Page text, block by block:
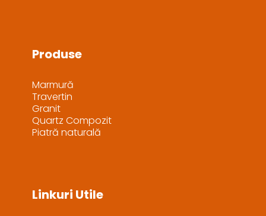
Produse
Marmură
Travertin
Granit
Quartz Compozit
Piatră naturală
Linkuri Utile